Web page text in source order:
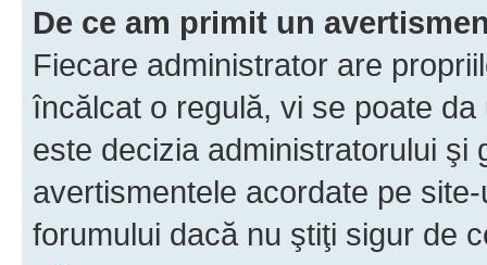
De ce am primit un
Fiecare administrator are
încălcat o regulă, vi se poate
este decizia administratorului şi
avertismentele acordate pe
forumului dacă nu ştiţi sigur de